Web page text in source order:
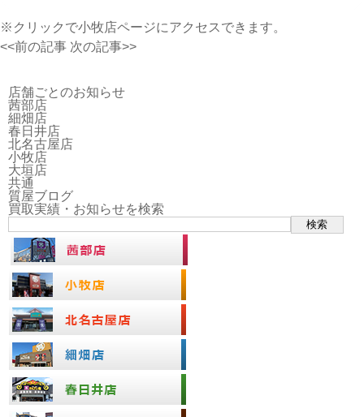
※クリックで小牧店ページにアクセスできます。
<<前の記事 次の記事>>
店舗ごとのお知らせ
茜部店
細畑店
春日井店
北名古屋店
小牧店
大垣店
共通
質屋ブログ
買取実績・お知らせを検索
検索